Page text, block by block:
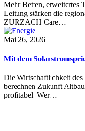
Mehr Betten, erweitertes
Leitung stärken die
ZURZACH Care…
Mai 26, 2026
Mit dem
Die Wirtschaftlichkeit des
berechnen Zukunft
profitabel. Wer…